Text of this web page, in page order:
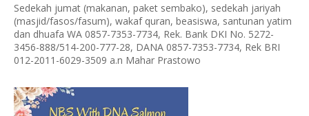
Sedekah jumat (makanan, paket sembako), sedekah jariyah
(masjid/fasos/fasum), wakaf quran, beasiswa, santunan yatim
dan dhuafa WA 0857-7353-7734, Rek. Bank DKI No. 5272-
3456-888/514-200-777-28, DANA 0857-7353-7734, Rek BRI
012-2011-6029-3509 a.n Mahar Prastowo